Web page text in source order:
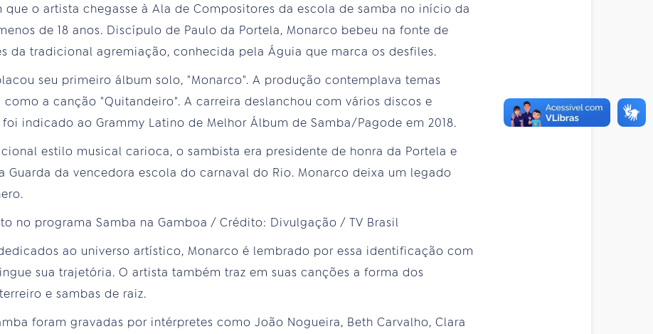
o artista chegasse à Ala de Compositores da escola de samba no início da
de 18 anos. Discípulo de Paulo da Portela, Monarco bebeu na fonte de
da tradicional agremiação, conhecida pela Águia que marca os desfiles.
seu primeiro álbum solo, "Monarco". A produção contemplava temas
como a canção "Quitandeiro". A carreira deslanchou com vários discos e
indicado ao Grammy Latino de Melhor Álbum de Samba/Pagode em 2018.
estilo musical carioca, o sambista era presidente de honra da Portela e
Guarda da vencedora escola do carnaval do Rio. Monarco deixa um legado
ao universo artístico, Monarco é lembrado por essa identificação com
sua trajetória. O artista também traz em suas canções a forma dos
e sambas de raiz.
foram gravadas por intérpretes como João Nogueira, Beth Carvalho, Clara